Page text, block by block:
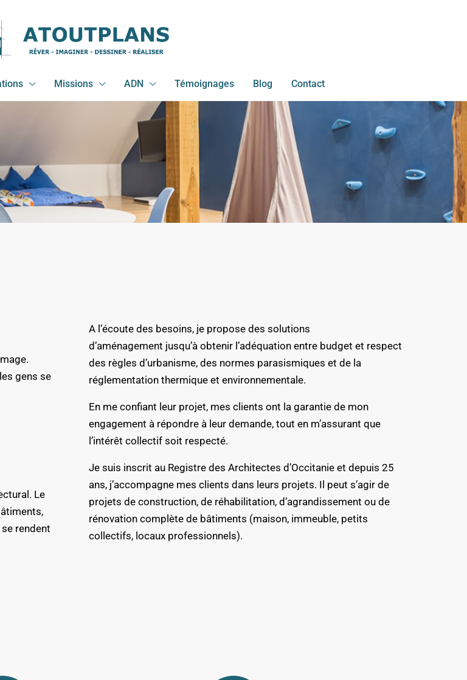
Missions ADN Témoignages Blog Contact
gens se
Le
rendent
A l’écoute des besoins, je propose des solutions
d’aménagement jusqu’à obtenir l’adéquation entre budget et respect
des règles d’urbanisme, des normes parasismiques et de la
réglementation thermique et environnementale.
En me confiant leur projet, mes clients ont la garantie de mon
engagement à répondre à leur demande, tout en m’assurant que
l’intérêt collectif soit respecté.
Je suis inscrit au Registre des Architectes d’Occitanie et depuis 25
ans, j’accompagne mes clients dans leurs projets. Il peut s’agir de
projets de construction, de réhabilitation, d’agrandissement ou de
rénovation complète de bâtiments (maison, immeuble, petits
collectifs, locaux professionnels).